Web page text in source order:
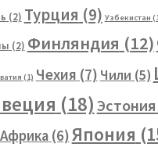
(2) Турция (9) Узбекистан
(2) Финляндия (12)
(1) Чехия (7) Чили (5)
(18)Эстония
(6)Япония